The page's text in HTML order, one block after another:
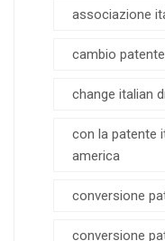
associazione
cambio
change italian
con la patente
america
conversione
conversione